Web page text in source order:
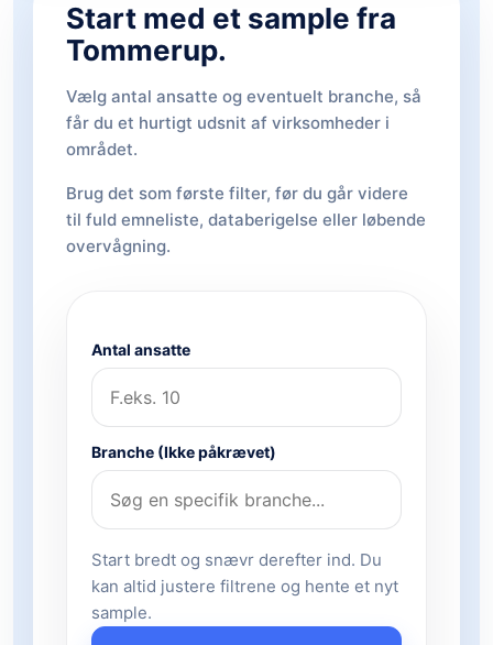
Start med et sample fra
Tommerup.
Vælg antal ansatte og eventuelt branche, så
får du et hurtigt udsnit af virksomheder i
området.
Brug det som første filter, før du går videre
til fuld emneliste, databerigelse eller løbende
overvågning.
Antal ansatte
Branche (Ikke påkrævet)
Start bredt og snævr derefter ind. Du
kan altid justere filtrene og hente et nyt
sample.